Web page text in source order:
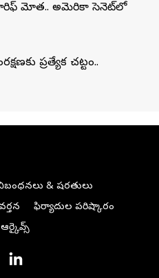
టారిఫ్‌ మోత.. అమెరికా సెనెట్‌లో
ప్రత్యేక చట్టం..
& షరతులు
ఫిర్యాదుల పరిష్కారం